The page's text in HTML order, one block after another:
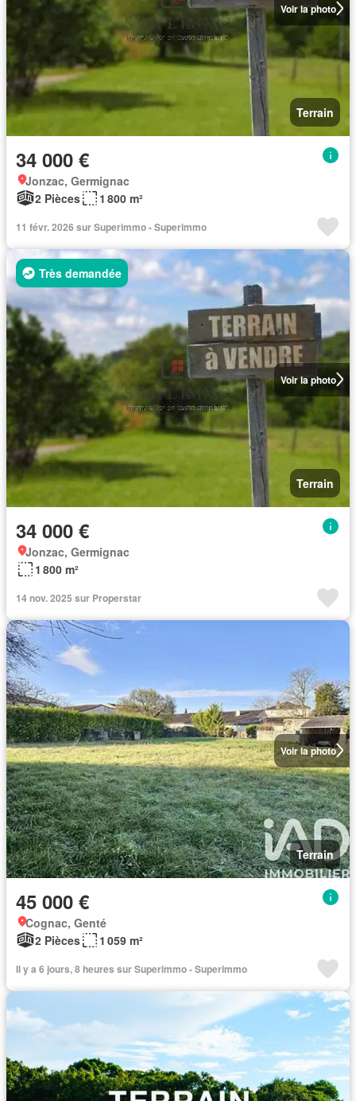
Voir la photo
Terrain
34 000 €
Jonzac, Germignac
2 Pièces
1 800 m²
11 févr. 2026 sur Superimmo - Superimmo
Voir la photo
Très demandée
Terrain
34 000 €
Jonzac, Germignac
1 800 m²
14 nov. 2025 sur Properstar
Voir la photo
Terrain
45 000 €
Cognac, Genté
2 Pièces
1 059 m²
Il y a 6 jours, 8 heures sur Superimmo - Superimmo